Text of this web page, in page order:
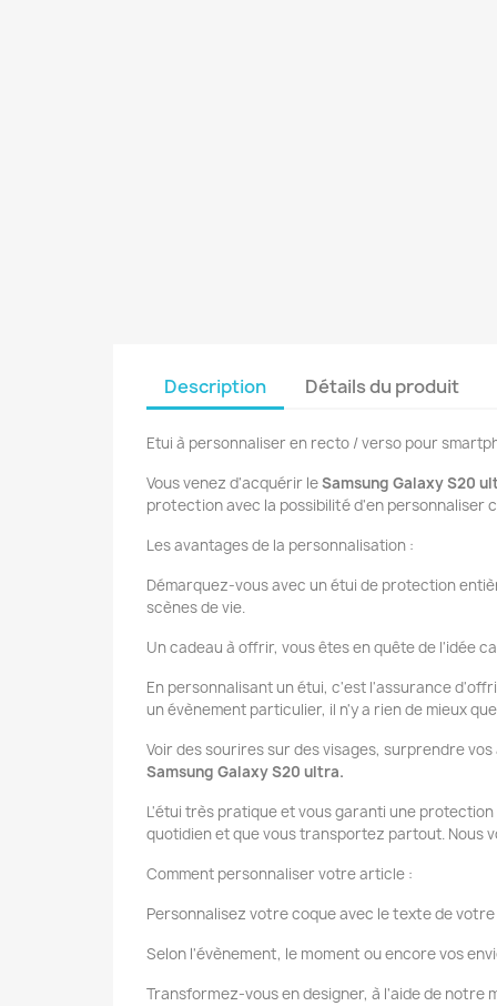
Description Détails du produit
Etui à personnaliser en recto / verso pour
Vous venez d'acquérir leSamsung Galaxy S20
protection avec la possibilité d'en personnaliser
Les avantages de la personnalisation :
Démarquez-vous avec un étui de protection
scènes de vie.
Un cadeau à offrir, vous êtes en quête de l'idée
En personnalisant un étui, c'est l'assurance
un évènement particulier, il n'y a rien de mieux
Voir des sourires sur des visages, surprendre
Samsung Galaxy S20 ultra.
L'étui très pratique et vous garanti une
quotidien et que vous transportez partout. Nous
Comment personnaliser votre article :
Personnalisez votre coque avec le texte de
Selon l'évènement, le moment ou encore vos
Transformez-vous en designer, à l'aide de